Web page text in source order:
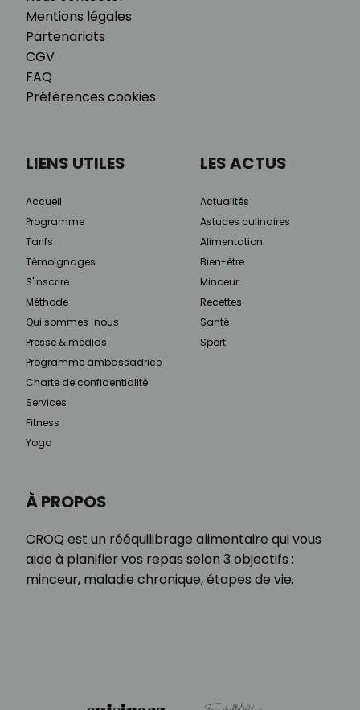
Mentions légales
Partenariats
CGV
FAQ
Préférences cookies
À PROPOS
CROQ est un rééquilibrage alimentaire qui vous
aide à planifier vos repas selon 3 objectifs :
minceur, maladie chronique, étapes de vie.
LIENS UTILES
Accueil
Programme
Tarifs
Témoignages
S'inscrire
Méthode
Qui sommes-nous
Presse & médias
Programme ambassadrice
Charte de confidentialité
Services
Fitness
Yoga
LES ACTUS
Actualités
Astuces culinaires
Alimentation
Bien-être
Minceur
Recettes
Santé
Sport